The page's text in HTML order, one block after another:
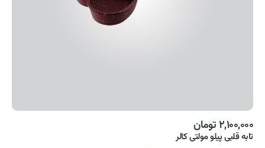
۲,۱۰۰,۰۰۰ تومان
تابه قلبی پیلو مولتی کالر